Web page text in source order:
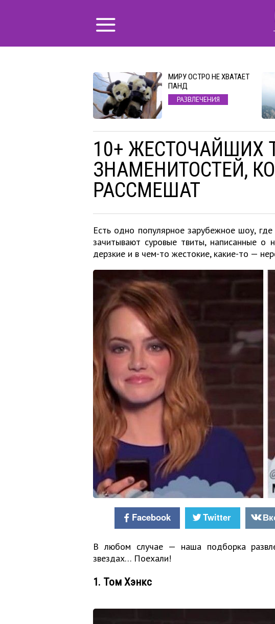
МИРУ ОСТРО НЕ ХВАТАЕТ
ПАНД
РАЗВЛЕЧЕНИЯ
10+ ЖЕСТОЧАЙШИХ
ЗНАМЕНИТОСТЕЙ,
РАССМЕШАТ
Есть одно популярное зарубежное шоу,
зачитывают суровые твиты, написанные о
дерзкие и в чем-то жестокие, какие-то —
Facebook Twitter
В любом случае — наша подборка
звездах… Поехали!
1. Том Хэнкс